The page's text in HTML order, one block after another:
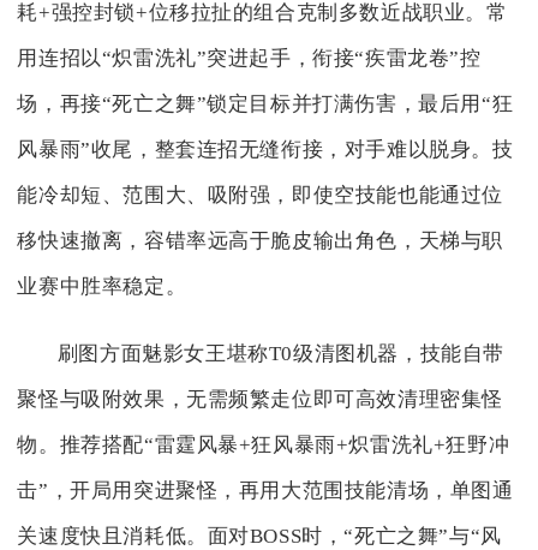
耗+强控封锁+位移拉扯的组合克制多数近战职业。常
用连招以“炽雷洗礼”突进起手，衔接“疾雷龙卷”控
场，再接“死亡之舞”锁定目标并打满伤害，最后用“狂
风暴雨”收尾，整套连招无缝衔接，对手难以脱身。技
能冷却短、范围大、吸附强，即使空技能也能通过位
移快速撤离，容错率远高于脆皮输出角色，天梯与职
业赛中胜率稳定。
刷图方面魅影女王堪称T0级清图机器，技能自带
聚怪与吸附效果，无需频繁走位即可高效清理密集怪
物。推荐搭配“雷霆风暴+狂风暴雨+炽雷洗礼+狂野冲
击”，开局用突进聚怪，再用大范围技能清场，单图通
关速度快且消耗低。面对BOSS时，“死亡之舞”与“风